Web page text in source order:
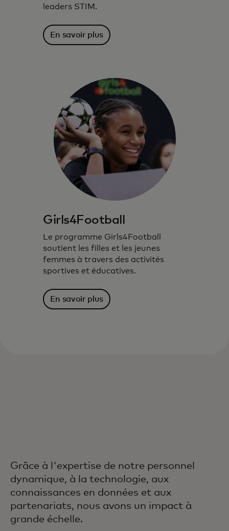
leaders STIM.
En savoir plus
Girls4Football
Le programme Girls4Football
soutient les filles et les jeunes
femmes à travers des activités
sportives et éducatives.
En savoir plus
Grâce à l'expertise de notre personnel
dynamique, à la technologie, aux
connaissances en données et aux
partenariats, nous avons un impact à
grande échelle.